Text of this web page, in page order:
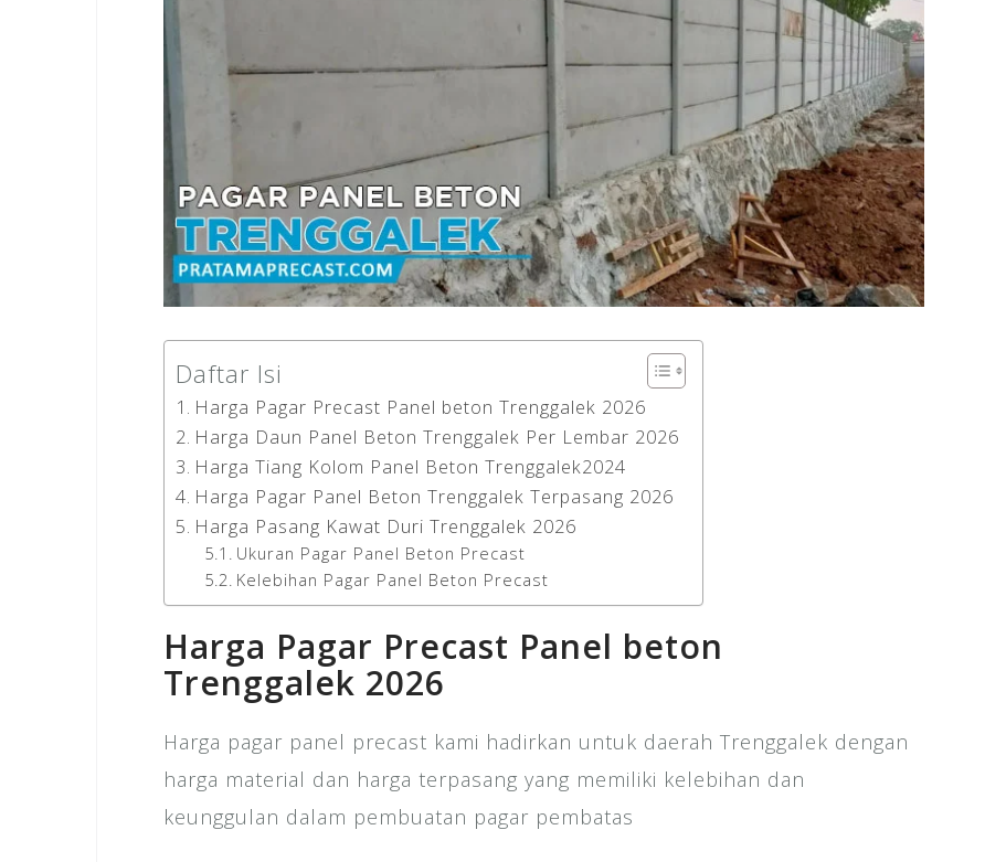
Daftar Isi
Harga Pagar Precast Panel beton Trenggalek 2026
Harga Daun Panel Beton Trenggalek Per Lembar 2026
Harga Tiang Kolom Panel Beton Trenggalek2024
Harga Pagar Panel Beton Trenggalek Terpasang 2026
Harga Pasang Kawat Duri Trenggalek 2026
Ukuran Pagar Panel Beton Precast
Kelebihan Pagar Panel Beton Precast
Harga Pagar Precast Panel beton
Trenggalek 2026
Harga pagar panel precast kami hadirkan untuk daerah Trenggalek dengan
harga material dan harga terpasang yang memiliki kelebihan dan
keunggulan dalam pembuatan pagar pembatas